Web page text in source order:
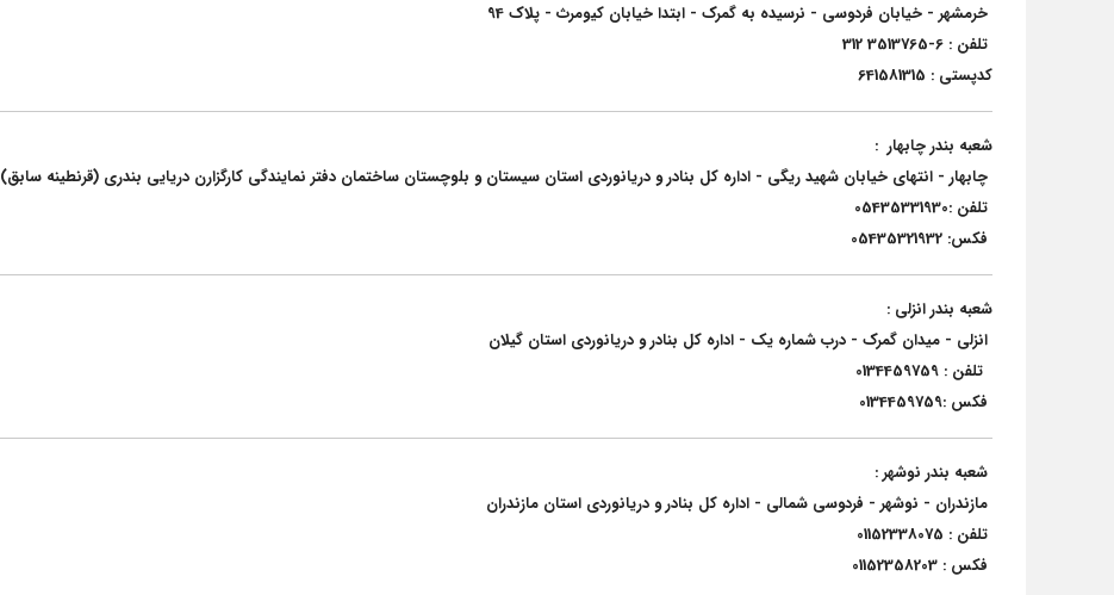
خرمشهر - خیابان فردوسی - نرسیده به گمرک - ابتدا خیابان کیومرث - پلاک 94
تلفن : 6-3513765 312
کدپستی : 641581315
شعبه بندر چابهار :
چابهار - انتهای خیابان شهید ریگی - اداره کل بنادر و دریانوردی استان سیستان و بلوچستان ساختمان دفتر نمایندگی کارگزارن دریایی بندری (قرنطینه سابق)
تلفن :05435331930
فکس: 05435321932
شعبه بندر انزلی :
انزلی - میدان گمرک - درب شماره یک - اداره کل بنادر و دریانوردی استان گیلان
تلفن : 0134459759
فکس :0134459759
شعبه بندر نوشهر :
مازندران - نوشهر - فردوسی شمالی - اداره کل بنادر و دریانوردی استان مازندران
تلفن : 01152338075
فکس : 01152358203